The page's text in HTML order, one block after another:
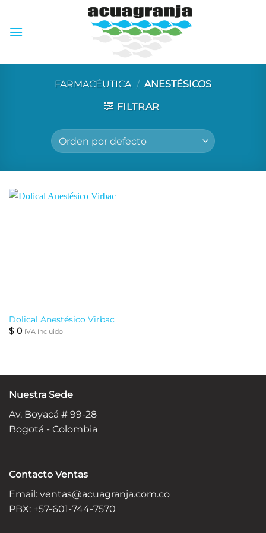
content
FARMACÉUTICA / ANESTÉSICOS
FILTRAR
Dolical Anestésico Virbac
$0 IVA Incluido
Nuestra Sede
Av. Boyacá # 99-28
Bogotá - Colombia
Contacto Ventas
Email: ventas@acuagranja.com.co
PBX: +57-601-744-7570